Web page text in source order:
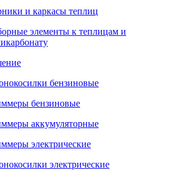
и каркасы теплиц
элементы к теплицам и
бензиновые
бензиновые
аккумуляторные
электрические
электрические